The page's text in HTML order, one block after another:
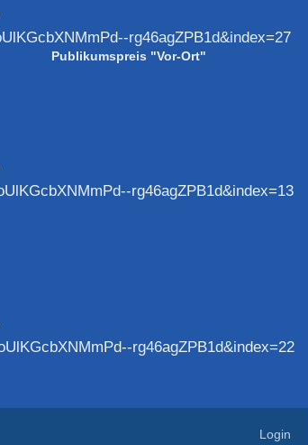
rg46agZPB1d&index=27
Publikumspreis "Vor-Ort"
rg46agZPB1d&index=13
rg46agZPB1d&index=22
Login